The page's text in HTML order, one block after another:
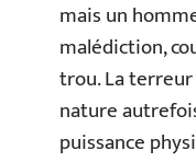
mais un
malédiction,
trou. La
nature
puissance